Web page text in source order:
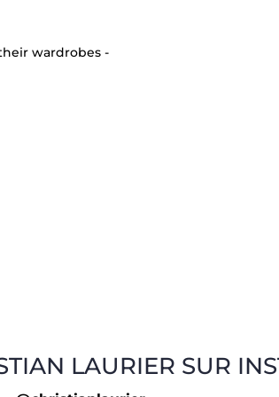
wardrobes -
LAURIER SUR